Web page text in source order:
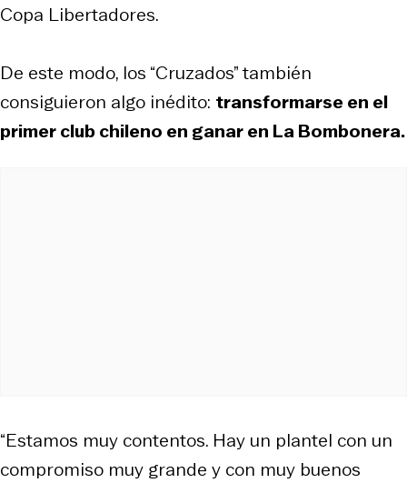
Copa Libertadores.
De este modo, los “Cruzados” también
consiguieron algo inédito: transformarse en el
primer club chileno en ganar en La Bombonera.
“Estamos muy contentos. Hay un plantel con un
compromiso muy grande y con muy buenos